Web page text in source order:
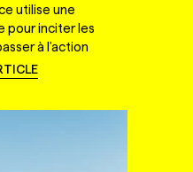
utilise une
pour inciter les
à l'action